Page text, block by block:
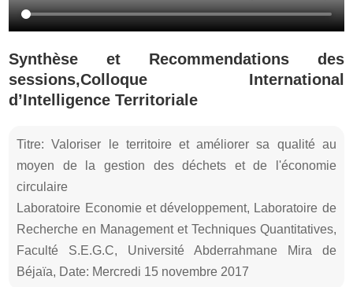
Synthèse et Recommendations des
sessions,Colloque International
d’Intelligence Territoriale
Titre: Valoriser le territoire et améliorer sa qualité au
moyen de la gestion des déchets et de l'économie
circulaire
Laboratoire Economie et développement, Laboratoire de
Recherche en Management et Techniques Quantitatives,
Faculté S.E.G.C, Université Abderrahmane Mira de
Béjaïa, Date: Mercredi 15 novembre 2017